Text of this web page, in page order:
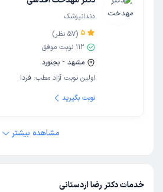
دندانپزشک
5
(
57 نظر)
112 نوبت موفق
مشهد - بجنورد
اولین نوبت آزاد مطب: فردا
نوبت بگیرید
مشاهده بیشتر
خدمات دکتر رضا اردستانی